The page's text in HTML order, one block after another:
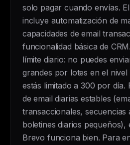
solo pagar cuando envías.
incluye automatización de
capacidades de email
funcionalidad básica de
límite diario: no puedes
grandes por lotes en el
estás limitado a 300 por día.
de email diarias estables
transaccionales, secuencias
boletines diarios pequeños),
Brevo funciona bien. Para